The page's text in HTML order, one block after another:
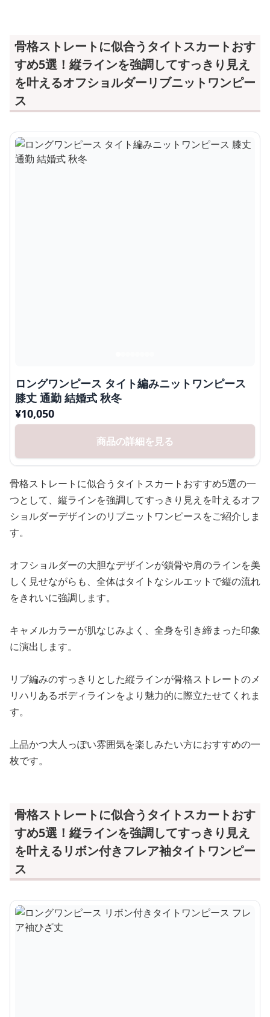
骨格ストレートに似合うタイトスカートおす
すめ5選！縦ラインを強調してすっきり見え
を叶えるオフショルダーリブニットワンピー
ス
ロングワンピース タイト編みニットワンピース
膝丈 通勤 結婚式 秋冬
¥10,050
商品の詳細を見る
骨格ストレートに似合うタイトスカートおすすめ5選の一
つとして、縦ラインを強調してすっきり見えを叶えるオフ
ショルダーデザインのリブニットワンピースをご紹介しま
す。
オフショルダーの大胆なデザインが鎖骨や肩のラインを美
しく見せながらも、全体はタイトなシルエットで縦の流れ
をきれいに強調します。
キャメルカラーが肌なじみよく、全身を引き締まった印象
に演出します。
リブ編みのすっきりとした縦ラインが骨格ストレートのメ
リハリあるボディラインをより魅力的に際立たせてくれま
す。
上品かつ大人っぽい雰囲気を楽しみたい方におすすめの一
枚です。
骨格ストレートに似合うタイトスカートおす
すめ5選！縦ラインを強調してすっきり見え
を叶えるリボン付きフレア袖タイトワンピー
ス